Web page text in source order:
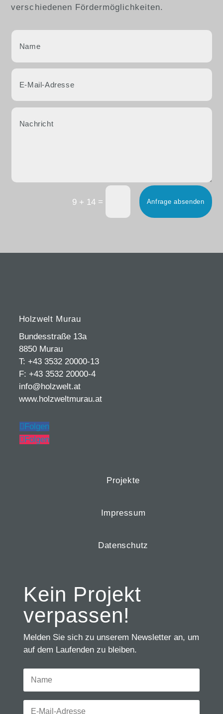
verschiedenen Fördermöglichkeiten.
9 + 14= Anfrage absenden
Holzwelt Murau
Bundesstraße 13a
8850 Murau
T: +43 3532 20000-13
F: +43 3532 20000-4
info@holzwelt.at
www.holzweltmurau.at
Folgen
Folgen
Projekte
Impressum
Datenschutz
Kein Projekt
verpassen!
Melden Sie sich zu unserem Newsletter an, um
auf dem Laufenden zu bleiben.